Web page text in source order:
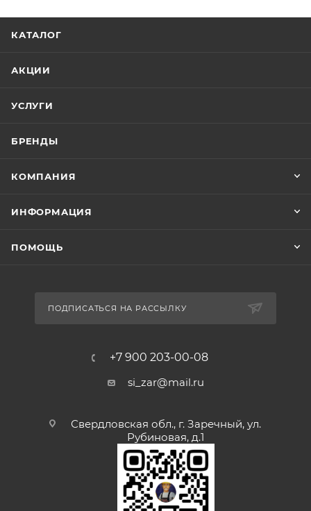
КАТАЛОГ
АКЦИИ
УСЛУГИ
БРЕНДЫ
КОМПАНИЯ
ИНФОРМАЦИЯ
ПОМОЩЬ
ПОДПИСАТЬСЯ НА РАССЫЛКУ
+7 900 203-00-08
si_zar@mail.ru
Свердловская обл., г. Заречный, ул.
Рубиновая, д.1